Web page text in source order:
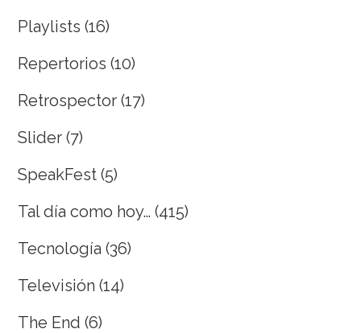
Playlists (16)
Repertorios (10)
Retrospector (17)
Slider (7)
SpeakFest (5)
Tal día como hoy… (415)
Tecnología (36)
Televisión (14)
The End (6)